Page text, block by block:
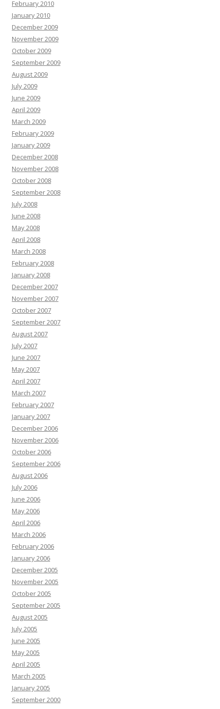
February 2010
January 2010
December 2009
November 2009
October 2009
September 2009
August 2009
July 2009
June 2009
April 2009
March 2009
February 2009
January 2009
December 2008
November 2008
October 2008
September 2008
July 2008
June 2008
May 2008
April 2008
March 2008
February 2008
January 2008
December 2007
November 2007
October 2007
September 2007
August 2007
July 2007
June 2007
May 2007
April 2007
March 2007
February 2007
January 2007
December 2006
November 2006
October 2006
September 2006
August 2006
July 2006
June 2006
May 2006
April 2006
March 2006
February 2006
January 2006
December 2005
November 2005
October 2005
September 2005
August 2005
July 2005
June 2005
May 2005
April 2005
March 2005
January 2005
September 2000